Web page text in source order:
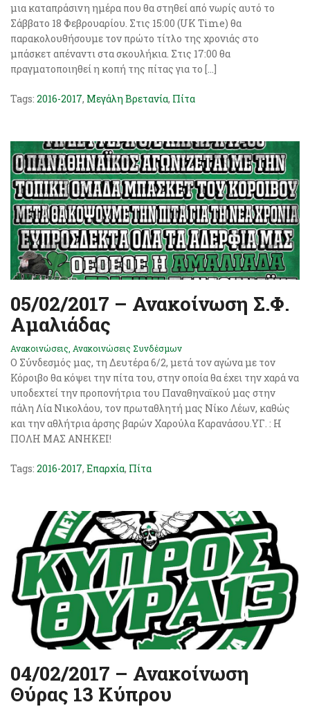
μια καταπράσινη ημέρα που θα στηθεί από νωρίς αυτό το
Σάββατο 18 Φεβρουαρίου. Στις 15:00 (UK Time) θα
παρακολουθήσουμε τον πρώτο τίτλο της χρονιάς στο
μπάσκετ απέναντι στα σκουλήκια. Στις 17:00 θα
πραγματοποιηθεί η κοπή της πίτας για το […]
Tags: 2016-2017, Μεγάλη Βρετανία, Πίτα
05/02/2017 – Ανακοίνωση Σ.Φ.
Αμαλιάδας
Ανακοινώσεις Ανακοινώσεις Συνδέσμων
Ο Σύνδεσμός μας, τη Δευτέρα 6/2, μετά τον αγώνα με τον
Κόροιβο θα κόψει την πίτα του, στην οποία θα έχει την χαρά να
υποδεχτεί την προπονήτρια του Παναθηναϊκού μας στην
πάλη Λία Νικολάου, τον πρωταθλητή μας Νίκο Λέων, καθώς
και την αθλήτρια άρσης βαρών Χαρούλα Καρανάσου.ΥΓ. : H
ΠΟΛΗ ΜΑΣ ΑΝΗΚΕΙ!
Tags: 2016-2017, Επαρχία, Πίτα
04/02/2017 – Ανακοίνωση
Θύρας 13 Κύπρου